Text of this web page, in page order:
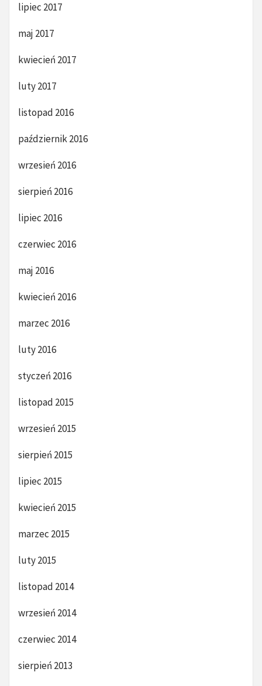
lipiec 2017
maj 2017
kwiecień 2017
luty 2017
listopad 2016
październik 2016
wrzesień 2016
sierpień 2016
lipiec 2016
czerwiec 2016
maj 2016
kwiecień 2016
marzec 2016
luty 2016
styczeń 2016
listopad 2015
wrzesień 2015
sierpień 2015
lipiec 2015
kwiecień 2015
marzec 2015
luty 2015
listopad 2014
wrzesień 2014
czerwiec 2014
sierpień 2013